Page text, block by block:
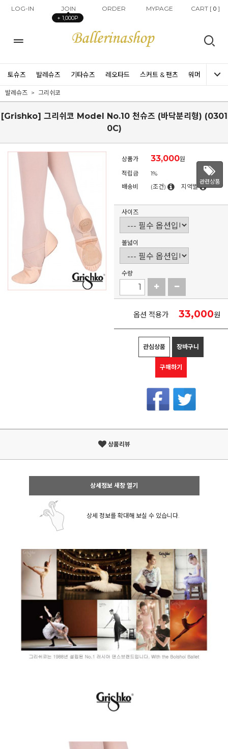
LOG-IN JOIN
+ 1,000P
ORDER MYPAGE CART [ 0]
토슈즈 발레슈즈 기타슈즈 레오타드 스커트 & 팬츠 워머 타이
발레슈즈 그리쉬코
[Grishko] 그리쉬코 Model No.10 천슈즈 (바닥분리형) (0301
0C)
상품가 33,000원
적립금
1%
배송비
(조건) 지역별
관련상품
사이즈
볼넓이
수량
옵션 적용가 33,000원
관심상품 장바구니
구매하기
상품리뷰
상세정보 새창 열기
상세 정보를 확대해 보실 수 있습니다.